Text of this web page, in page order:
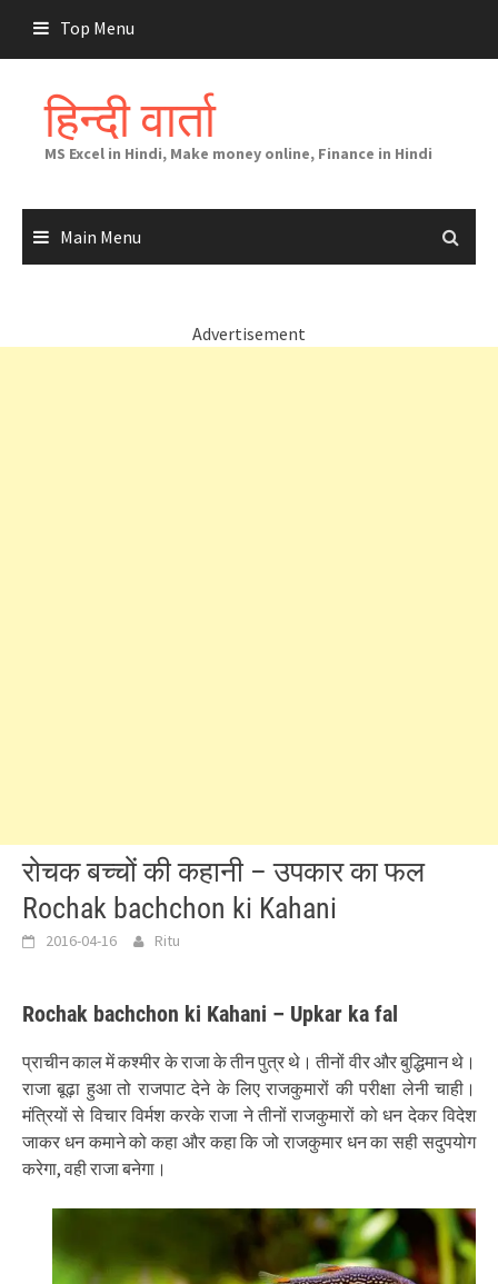
content
Top Menu
हिन्दी वार्ता
MS Excel in Hindi, Make money online, Finance in Hindi
Main Menu
Advertisement
रोचक बच्चों की कहानी – उपकार का फल
Rochak bachchon ki Kahani
2016-04-16 Ritu
Rochak bachchon ki Kahani – Upkar ka fal
प्राचीन काल में कश्मीर के राजा के तीन पुत्र थे। तीनों वीर और बुद्धिमान थे।
राजा बूढ़ा हुआ तो राजपाट देने के लिए राजकुमारों की परीक्षा लेनी चाही।
मंत्रियों से विचार विर्मश करके राजा ने तीनों राजकुमारों को धन देकर विदेश
जाकर धन कमाने को कहा और कहा कि जो राजकुमार धन का सही सदुपयोग
करेगा, वही राजा बनेगा।